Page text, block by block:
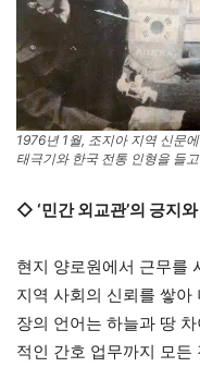
1976년 1월, 조지아 지역 신문
태극기와 한국 전통 인형을 들
◇ ‘민간 외교관’의 긍지
현지 양로원에서 근무를
지역 사회의 신뢰를 쌓아
장의 언어는 하늘과 땅
적인 간호 업무까지 모든